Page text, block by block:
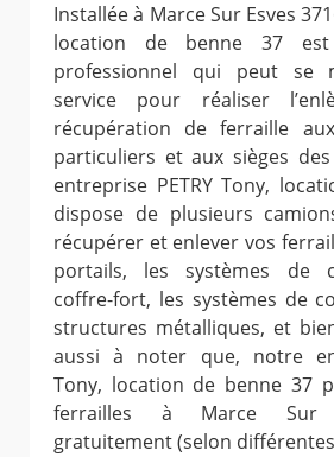
Installée à Marce Sur Esves
location de benne 37
professionnel qui peut se
service pour réaliser
récupération de ferraille
particuliers et aux sièges
entreprise PETRY Tony,
dispose de plusieurs
récupérer et enlever vos
portails, les systèmes de
coffre-fort, les systèmes de
structures métalliques, et
aussi à noter que, notre
Tony, location de benne 37
ferrailles à Marce Sur
gratuitement (selon